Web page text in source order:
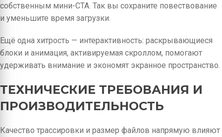
собственным мини-CTA. Так вы сохраните повествование
и уменьшите время загрузки.
Ещё одна хитрость — интерактивность: раскрывающиеся
блоки и анимация, активируемая скроллом, помогают
удерживать внимание и экономят экранное пространство.
ТЕХНИЧЕСКИЕ ТРЕБОВАНИЯ И
ПРОИЗВОДИТЕЛЬНОСТЬ
Качество трассировки и размер файлов напрямую влияют